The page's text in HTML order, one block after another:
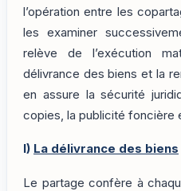
l’opération entre les
les examiner
relève de l’exécution
délivrance des biens et la
en assure la sécurité
copies, la publicité foncière
I) La délivrance des biens
Le partage confère à